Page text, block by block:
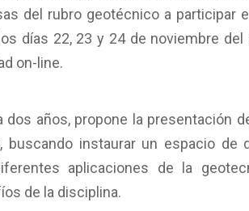
del rubro geotécnico a participar
días 22, 23 y 24 de noviembre
on-line.
dos años, propone la presentación
buscando instaurar un espacio
aplicaciones de la
de la disciplina.